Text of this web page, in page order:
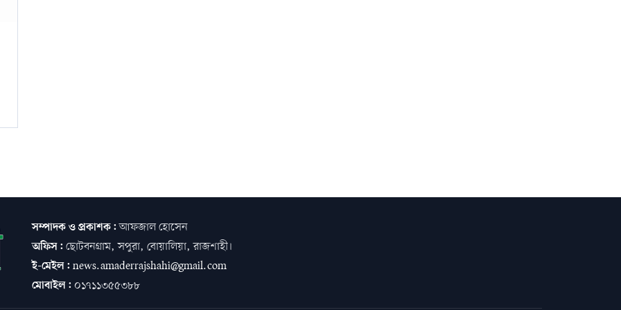
সম্পাদক ও প্রকাশক:আফজাল হোসেন
অফিস: ছোটবনগ্রাম, সপুরা, বোয়ালিয়া, রাজশাহী।
ই-মেইল: news.amaderrajshahi@gmail.com
মোবাইল: ০১৭১১৩৫৫৩৮৮